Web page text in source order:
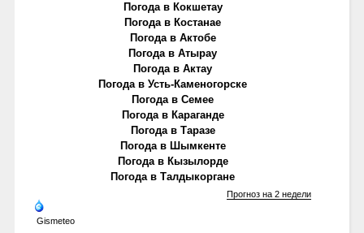
Погода в Кокшетау
Погода в Костанае
Погода в Актобе
Погода в Атырау
Погода в Актау
Погода в Усть-Каменогорске
Погода в Семее
Погода в Караганде
Погода в Таразе
Погода в Шымкенте
Погода в Кызылорде
Погода в Талдыкоргане
Gismeteo
Прогноз на 2 недели